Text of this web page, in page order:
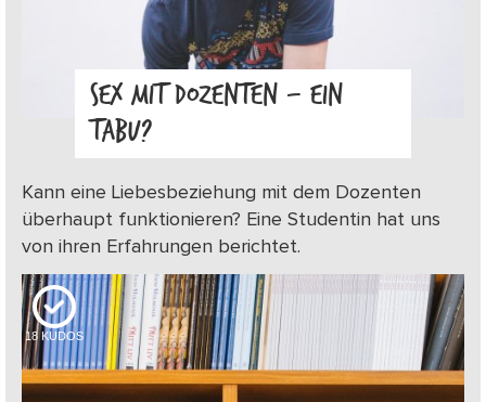
SEX MIT DOZENTEN – EIN
TABU?
Kann eine Liebesbeziehung mit dem Dozenten
überhaupt funktionieren? Eine Studentin hat uns
von ihren Erfahrungen berichtet.
18 KUDOS